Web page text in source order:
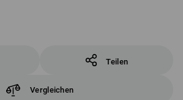
Teilen
Vergleichen